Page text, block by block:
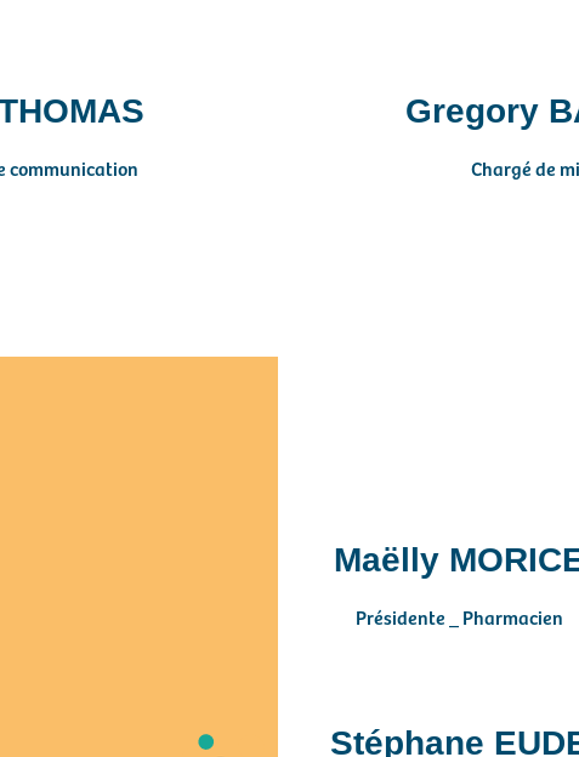
communication
Gregory
Chargé de
Maëlly
Présidente _ Pharmacien
Stéphane